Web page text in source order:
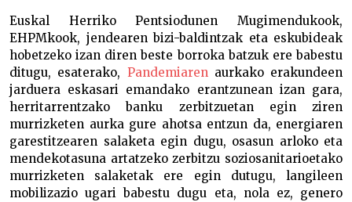
Euskal Herriko Pentsiodunen Mugimendukook,
EHPMkook, jendearen bizi-baldintzak eta eskubideak
hobetzeko izan diren beste borroka batzuk ere babestu
ditugu, esaterako, Pandemiarenaurkako erakundeen
jarduera eskasari emandako erantzunean izan gara,
herritarrentzako banku zerbitzuetan egin ziren
murrizketen aurka gure ahotsa entzun da, energiaren
garestitzearen salaketa egin dugu, osasun arloko eta
mendekotasuna artatzeko zerbitzu soziosanitarioetako
murrizketen salaketak ere egin dutugu, langileen
mobilizazio ugari babestu dugu eta, nola ez, genero